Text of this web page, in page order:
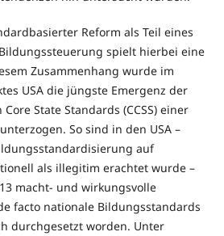
Reform als Teil eines
spielt hierbei eine
Zusammenhang wurde im
USA die jüngste Emergenz der
State Standards (CCSS) einer
So sind in den USA –
auf
als illegitim erachtet wurde –
macht- und wirkungsvolle
facto nationale Bildungsstandards
durchgesetzt worden. Unter